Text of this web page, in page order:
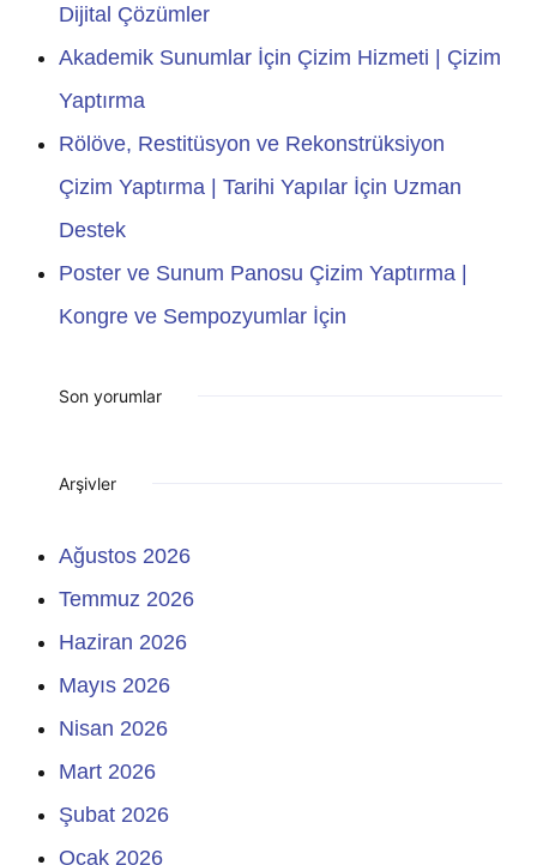
Dijital Çözümler
Akademik Sunumlar İçin Çizim Hizmeti | Çizim
Yaptırma
Rölöve, Restitüsyon ve Rekonstrüksiyon
Çizim Yaptırma | Tarihi Yapılar İçin Uzman
Destek
Poster ve Sunum Panosu Çizim Yaptırma |
Kongre ve Sempozyumlar İçin
Son yorumlar
Arşivler
Ağustos 2026
Temmuz 2026
Haziran 2026
Mayıs 2026
Nisan 2026
Mart 2026
Şubat 2026
Ocak 2026